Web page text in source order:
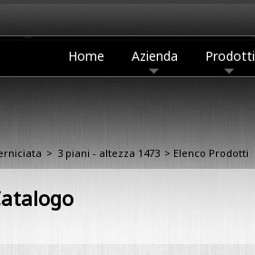
Home Azienda Prodotti
> 3 piani - altezza 1473 > Elenco Prodotti